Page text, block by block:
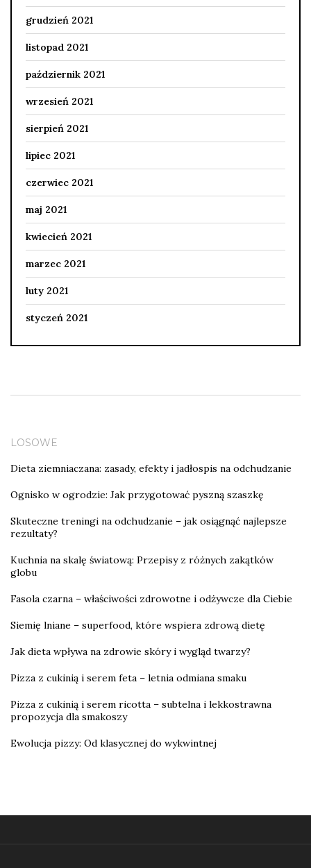
grudzień 2021
listopad 2021
październik 2021
wrzesień 2021
sierpień 2021
lipiec 2021
czerwiec 2021
maj 2021
kwiecień 2021
marzec 2021
luty 2021
styczeń 2021
LOSOWE
Dieta ziemniaczana: zasady, efekty i jadłospis na odchudzanie
Ognisko w ogrodzie: Jak przygotować pyszną szaszkę
Skuteczne treningi na odchudzanie – jak osiągnąć najlepsze
rezultaty?
Kuchnia na skalę światową: Przepisy z różnych zakątków
globu
Fasola czarna – właściwości zdrowotne i odżywcze dla Ciebie
Siemię lniane – superfood, które wspiera zdrową dietę
Jak dieta wpływa na zdrowie skóry i wygląd twarzy?
Pizza z cukinią i serem feta – letnia odmiana smaku
Pizza z cukinią i serem ricotta – subtelna i lekkostrawna
propozycja dla smakoszy
Ewolucja pizzy: Od klasycznej do wykwintnej